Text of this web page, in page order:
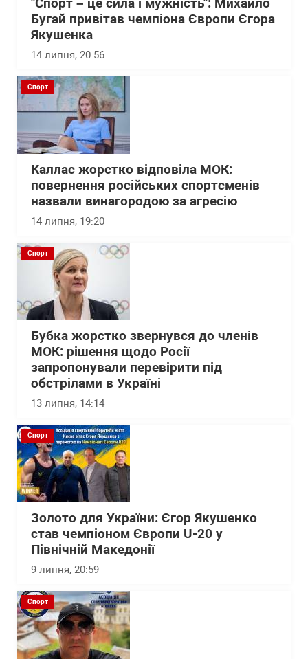
"Спорт – це сила і мужність": Михайло
Бугай привітав чемпіона Європи Єгора
Якушенка
14 липня, 20:56
Спорт
Каллас жорстко відповіла МОК:
повернення російських спортсменів
назвали винагородою за агресію
14 липня, 19:20
Спорт
Бубка жорстко звернувся до членів
МОК: рішення щодо Росії
запропонували перевірити під
обстрілами в Україні
13 липня, 14:14
Спорт
Золото для України: Єгор Якушенко
став чемпіоном Європи U-20 у
Північній Македонії
9 липня, 20:59
Спорт